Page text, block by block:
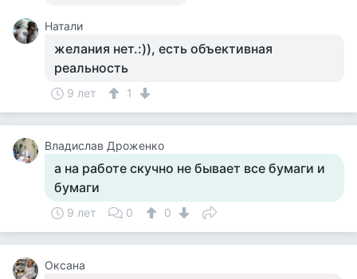
Натали
желания нет.:)), есть объективная
реальность
9 лет 1
Владислав Дроженко
а на работе скучно не бывает все бумаги и
бумаги
9 лет 0 0
Оксана